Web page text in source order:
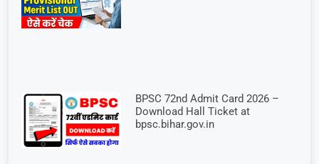
BPSC 72nd Admit Card 2026 –
Download Hall Ticket at
bpsc.bihar.gov.in